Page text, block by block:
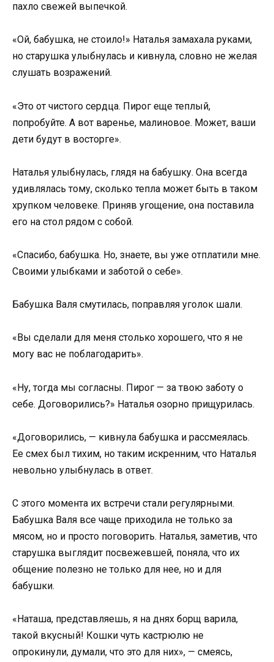
пахло свежей выпечкой.
«Ой, бабушка, не стоило!» Наталья замахала руками,
но старушка улыбнулась и кивнула, словно не желая
слушать возражений.
«Это от чистого сердца. Пирог еще теплый,
попробуйте. А вот варенье, малиновое. Может, ваши
дети будут в восторге».
Наталья улыбнулась, глядя на бабушку. Она всегда
удивлялась тому, сколько тепла может быть в таком
хрупком человеке. Приняв угощение, она поставила
его на стол рядом с собой.
«Спасибо, бабушка. Но, знаете, вы уже отплатили мне.
Своими улыбками и заботой о себе».
Бабушка Валя смутилась, поправляя уголок шали.
«Вы сделали для меня столько хорошего, что я не
могу вас не поблагодарить».
«Ну, тогда мы согласны. Пирог — за твою заботу о
себе. Договорились?» Наталья озорно прищурилась.
«Договорились, — кивнула бабушка и рассмеялась.
Ее смех был тихим, но таким искренним, что Наталья
невольно улыбнулась в ответ.
С этого момента их встречи стали регулярными.
Бабушка Валя все чаще приходила не только за
мясом, но и просто поговорить. Наталья, заметив, что
старушка выглядит посвежевшей, поняла, что их
общение полезно не только для нее, но и для
бабушки.
«Наташа, представляешь, я на днях борщ варила,
такой вкусный! Кошки чуть кастрюлю не
опрокинули, думали, что это для них», — смеясь,